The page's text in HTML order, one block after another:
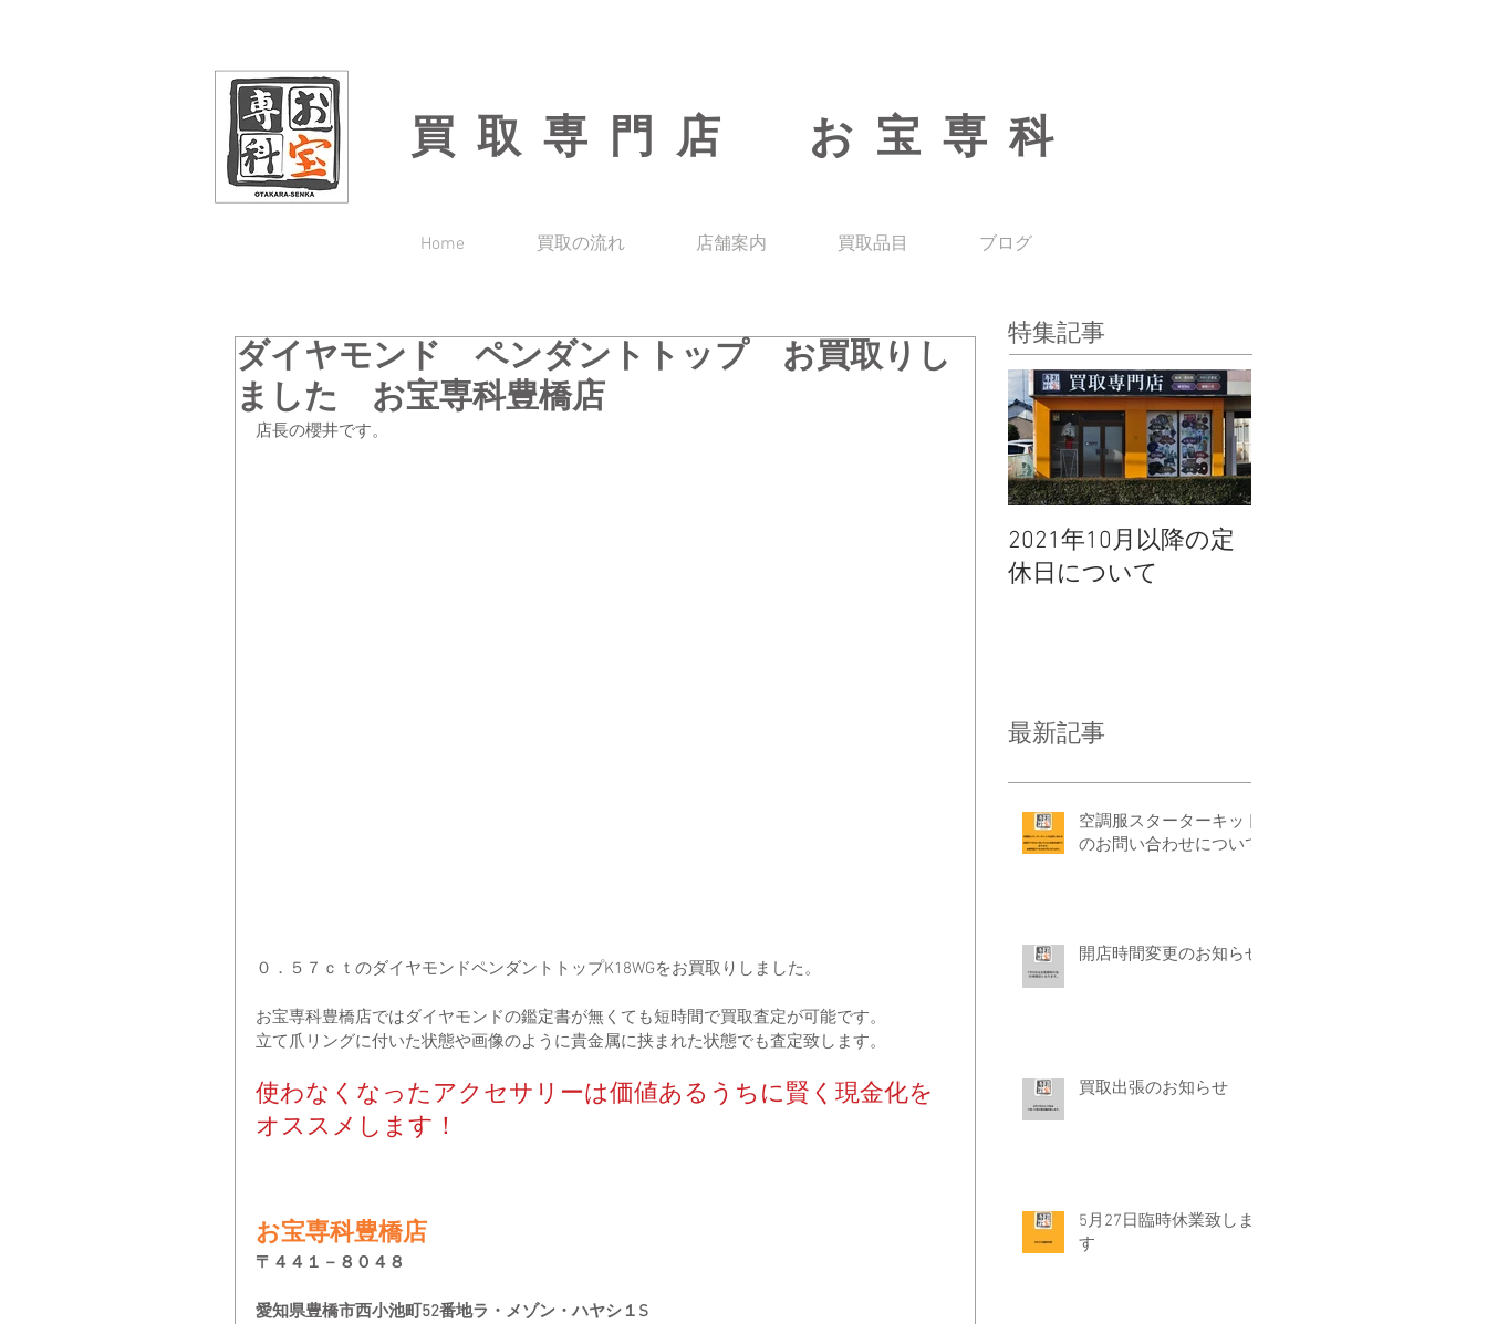
買取専門店 お宝専科
Home 買取の流れ 店舗案内 買取品目 ブログ
ダイヤモンド ペンダントトップ お買取りし
ました お宝専科豊橋店
店長の櫻井です。
０．５７ｃｔのダイヤモンドペンダントトップK18WGをお買取りしました。
お宝専科豊橋店ではダイヤモンドの鑑定書が無くても短時間で買取査定が可能です。
立て爪リングに付いた状態や画像のように貴金属に挟まれた状態でも査定致します。
使わなくなったアクセサリーは価値あるうちに賢く現金化を
オススメします！
お宝専科豊橋店
〒４４１－８０４８
愛知県豊橋市西小池町52番地ラ・メゾン・ハヤシ１S
特集記事
2021年10月以降の定
休日について
最新記事
空調服スターターキット
のお問い合わせについて
開店時間変更のお知らせ
買取出張のお知らせ
5月27日臨時休業致しま
す